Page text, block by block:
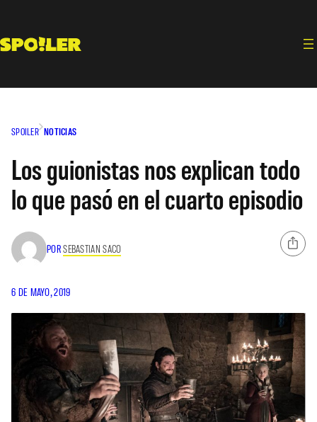
contenido
SPOILER NOTICIAS
Los guionistas nos explican todo
lo que pasó en el cuarto episodio
PORSEBASTIAN SACO
6 DE MAYO, 2019